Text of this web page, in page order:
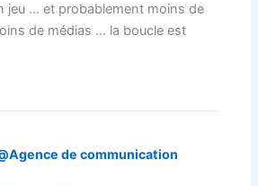
jeu … et probablement moins de
de médias … la boucle est
de communication